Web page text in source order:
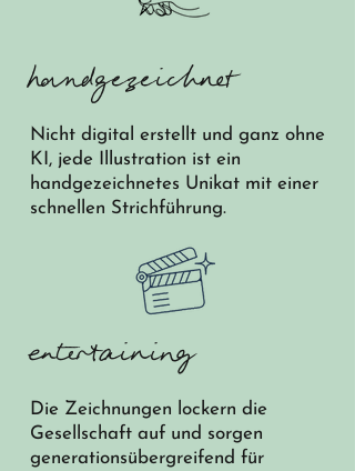
handgezeichnet
Nicht digital erstellt und ganz ohne
KI, jede Illustration ist ein
handgezeichnetes Unikat mit einer
schnellen Strichführung.
entertaining
Die Zeichnungen lockern die
Gesellschaft auf und sorgen
generationsübergreifend für